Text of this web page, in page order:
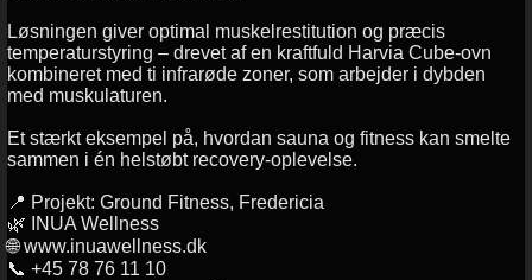
Løsningen giver optimal muskelrestitution og præcis
temperaturstyring – drevet af en kraftfuld Harvia Cube-ovn
kombineret med ti infrarøde zoner, som arbejder i dybden
med muskulaturen.
Et stærkt eksempel på, hvordan sauna og fitness kan smelte
sammen i én helstøbt recovery-oplevelse.
📍 Projekt: Ground Fitness, Fredericia
🌿 INUA Wellness
🌐 www.inuawellness.dk
📞 +45 78 76 11 10